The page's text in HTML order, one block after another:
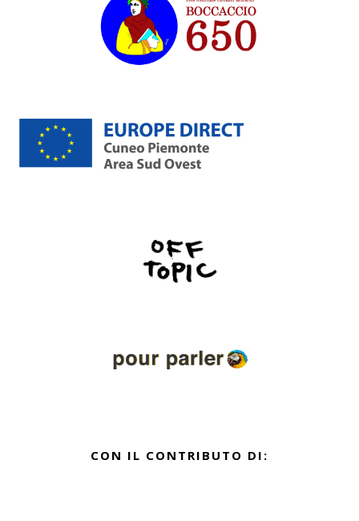
CON IL CONTRIBUTO DI: